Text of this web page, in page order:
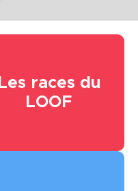
Les races du
LOOF